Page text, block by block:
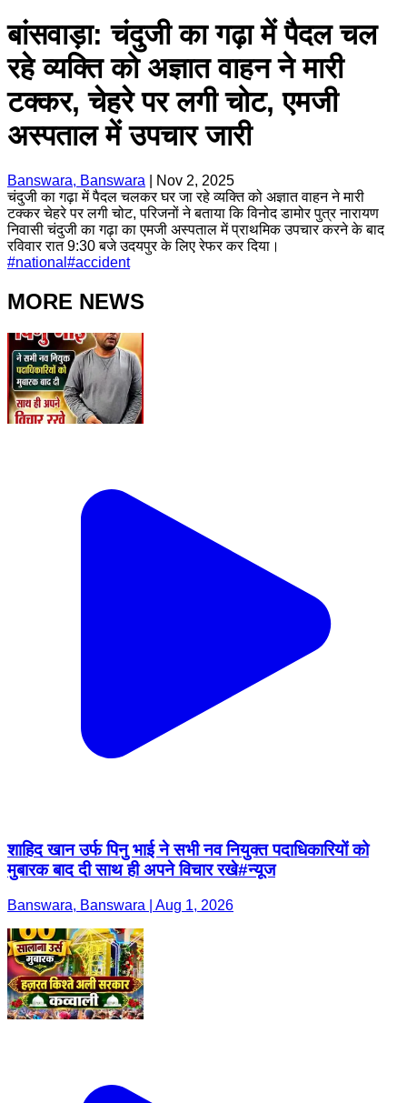
बांसवाड़ा: चंदुजी का गढ़ा में पैदल चल
रहे व्यक्ति को अज्ञात वाहन ने मारी
टक्कर, चेहरे पर लगी चोट, एमजी
अस्पताल में उपचार जारी
Banswara, Banswara
Nov 2, 2025
चंदुजी का गढ़ा में पैदल चलकर घर जा रहे व्यक्ति को अज्ञात वाहन ने मारी
टक्कर चेहरे पर लगी चोट, परिजनों ने बताया कि विनोद डामोर पुत्र नारायण
निवासी चंदुजी का गढ़ा का एमजी अस्पताल में प्राथमिक उपचार करने के बाद
रविवार रात 9:30 बजे उदयपुर के लिए रेफर कर दिया।
#national #accident
MORE NEWS
शाहिद खान उर्फ पिनु भाई ने सभी नव नियुक्त पदाधिकारियों को
मुबारक बाद दी साथ ही अपने विचार रखे#न्यूज
Banswara, Banswara | Aug 1, 2026